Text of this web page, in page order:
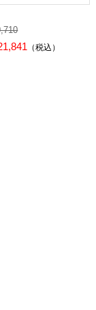
（税込）